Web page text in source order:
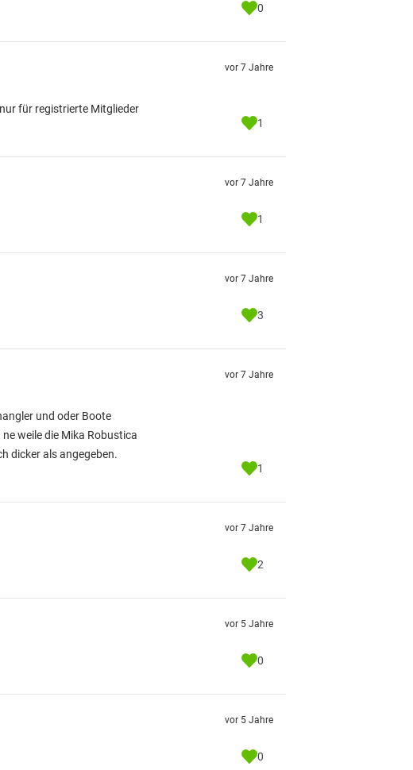
0
für registrierte Mitglieder
vor 7 Jahre
1
vor 7 Jahre
1
vor 7 Jahre
3
und oder Boote
weile die Mika Robustica
dicker als angegeben.
vor 7 Jahre
1
vor 7 Jahre
2
vor 5 Jahre
0
vor 5 Jahre
0